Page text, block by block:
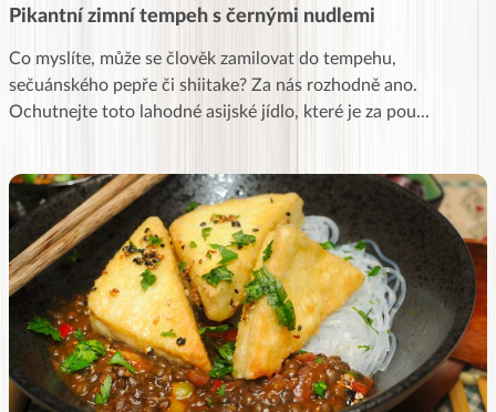
Pikantní zimní tempeh s černými nudlemi
Co myslíte, může se člověk zamilovat do tempehu,
sečuánského pepře či shiitake? Za nás rozhodně ano.
Ochutnejte toto lahodné asijské jídlo, které je za pou...